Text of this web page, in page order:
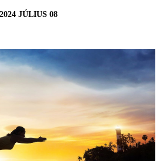
2024 JÚLIUS 08